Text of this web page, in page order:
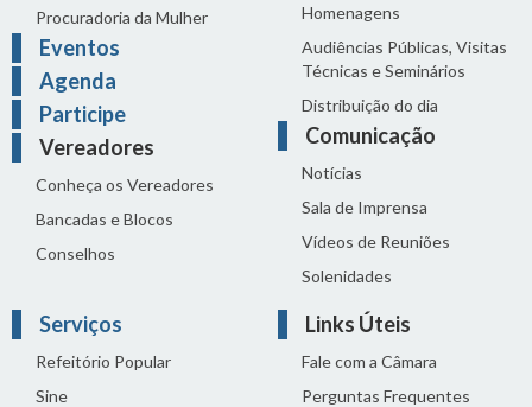
Procuradoria da Mulher
Eventos
Agenda
Participe
Vereadores
Conheça os Vereadores
Bancadas e Blocos
Conselhos
Homenagens
Audiências Públicas, Visitas
Técnicas e Seminários
Distribuição do dia
Comunicação
Notícias
Sala de Imprensa
Vídeos de Reuniões
Solenidades
Serviços
Refeitório Popular
Sine
Links Úteis
Fale com a Câmara
Perguntas Frequentes